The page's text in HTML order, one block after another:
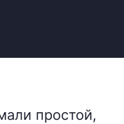
простой,